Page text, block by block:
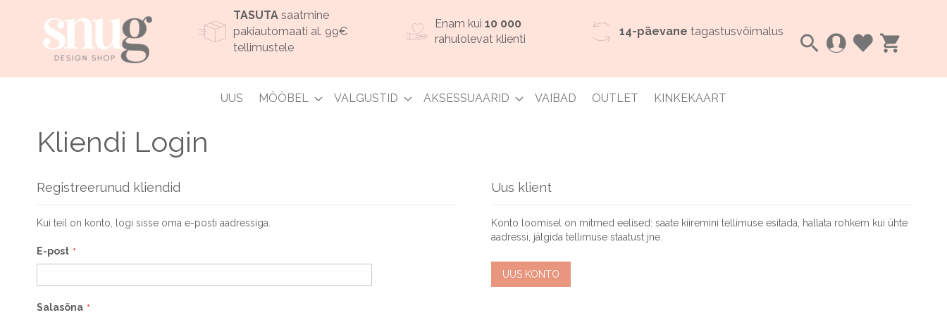
TASUTA saatmine
pakiautomaati al. 99€
tellimustele
Enam kui10 000
rahulolevat klienti
14-päevane tagastusvõimalus Minu
Otsi
UUS MÖÖBEL VALGUSTID AKSESSUAARID VAIBAD OUTLET KINKEKAART
Kliendi Login
Registreerunud kliendid
Kui teil on konto, logi sisse oma e-posti aadressiga.
E-post
Salasõna
Uus klient
Konto loomisel on mitmed eelised: saate kiiremini tellimuse esitada, hallata rohkem kui ühte
aadressi, jälgida tellimuse staatust jne.
UUS KONTO